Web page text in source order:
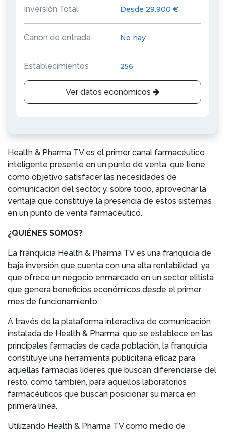
Inversión Total Desde 29.900 €
Canon de entrada No hay
Establecimientos 256
Ver datos económicos
Health & Pharma TV es el primer canal farmacéutico
inteligente presente en un punto de venta, que tiene
como objetivo satisfacer las necesidades de
comunicación del sector, y, sobre todo, aprovechar la
ventaja que constituye la presencia de estos sistemas
en un punto de venta farmacéutico.
¿QUIÉNES SOMOS?
La franquicia Health & Pharma TV es una franquicia de
baja inversión que cuenta con una alta rentabilidad, ya
que ofrece un negocio enmarcado en un sector elitista
que genera beneficios económicos desde el primer
mes de funcionamiento.
A través de la plataforma interactiva de comunicación
instalada de Health & Pharma, que se establece en las
principales farmacias de cada población, la franquicia
constituye una herramienta publicitaria eficaz para
aquellas farmacias líderes que buscan diferenciarse del
resto, como también, para aquellos laboratorios
farmacéuticos que buscan posicionar su marca en
primera línea.
Utilizando Health & Pharma TV como medio de